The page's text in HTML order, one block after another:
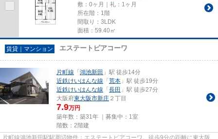
敷：0ヶ月｜礼：1ヶ月
所在階：1階
間取り：3LDK
面積：59.40㎡
賃貸｜マンション エステートピアコーワ
片町線 「 鴻池新田 」駅 徒歩14分
近鉄けいはんな線 「 荒本 」駅 徒歩19分
近鉄けいはんな線 「 長田 」駅 徒歩27分
大阪府東大阪市新庄 ２丁目
7.9万円
築年数：築31年 ｜募集中： 1室
階数：2階建
片町線鴻池新田駅駅周辺物件：エステートピアコーワ。徒歩9分の距離に東大阪